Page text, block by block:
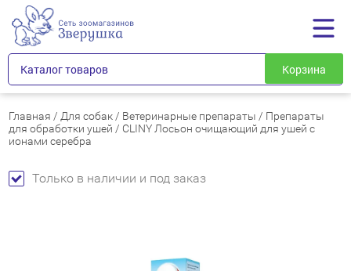
Каталог товаров Корзина
Главная / Для собак / Ветеринарные препараты / Препараты
для обработки ушей / CLINY Лосьон очищающий для ушей с
ионами серебра
Только в наличии и под заказ